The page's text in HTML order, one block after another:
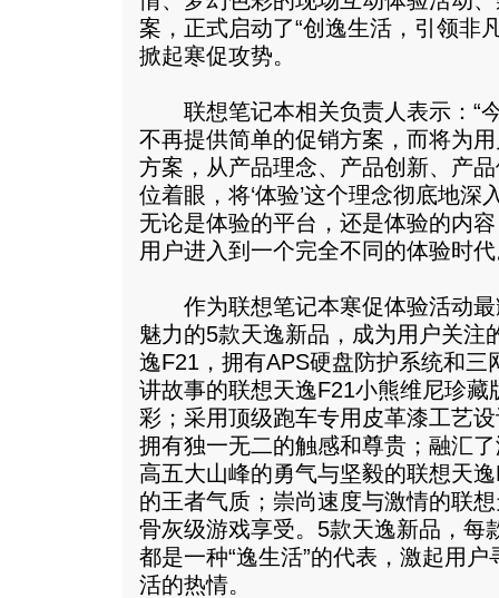
案，正式启动了“创逸生活，引领非
掀起寒促攻势。
联想笔记本相关负责人表示：“
不再提供简单的促销方案，而将为
方案，从产品理念、产品创新、产
位着眼，将‘体验’这个理念彻底地
无论是体验的平台，还是体验的内
用户进入到一个完全不同的体验时
作为联想笔记本寒促体验活动最
魅力的5款天逸新品，成为用户关注
逸F21，拥有APS硬盘防护系统和
讲故事的联想天逸F21小熊维尼珍
彩；采用顶级跑车专用皮革漆工艺
拥有独一无二的触感和尊贵；融汇
高五大山峰的勇气与坚毅的联想天
的王者气质；崇尚速度与激情的联
骨灰级游戏享受。5款天逸新品，每
都是一种“逸生活”的代表，激起用户
活的热情。